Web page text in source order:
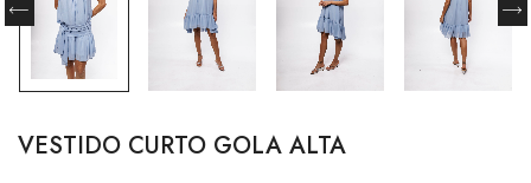
VESTIDO CURTO GOLA ALTA